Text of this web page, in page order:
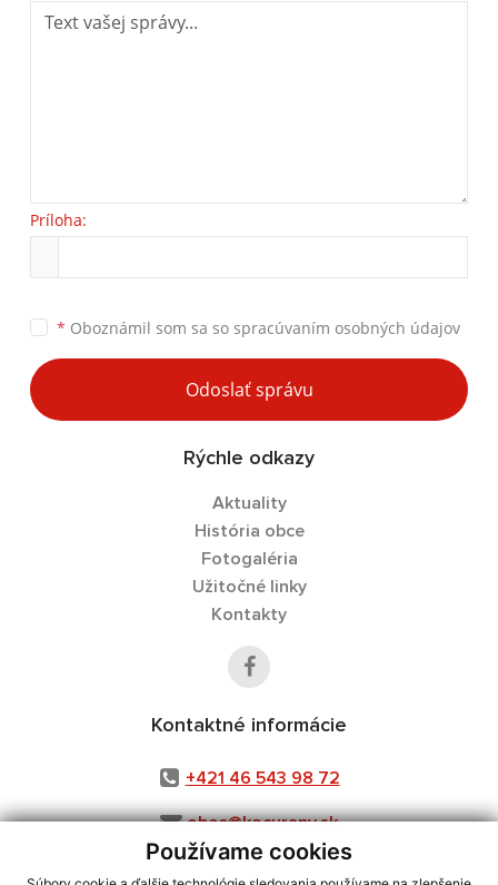
Používame cookies
Príloha:
* Oboznámil som sa so spracúvaním osobných údajov
Odoslať správu
Rýchle odkazy
Aktuality
História obce
Fotogaléria
Užitočné linky
Kontakty
Kontaktné informácie
+421 46 543 98 72
obec@kocurany.sk